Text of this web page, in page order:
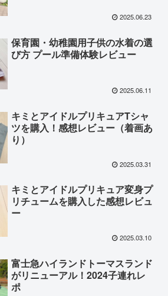
2025.06.23
保育園・幼稚園用子供の水着の選
び方 プール準備体験レビュー
2025.06.11
キミとアイドルプリキュアTシャ
ツを購入！感想レビュー（着画あ
り）
2025.03.31
キミとアイドルプリキュア変身プ
リチュームを購入した感想レビュ
ー
2025.03.10
富士急ハイランドトーマスランド
がリニューアル！2024子連れレ
ポ